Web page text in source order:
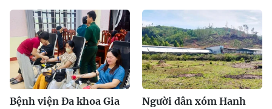
Bệnh viện Đa khoa Gia
Người dân xóm Hanh